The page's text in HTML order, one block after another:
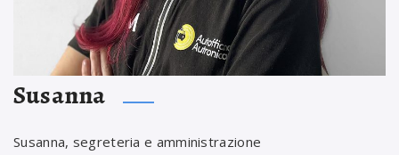
Susanna
Susanna, segreteria e amministrazione